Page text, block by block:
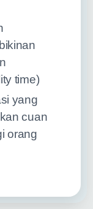
time)
yang
cuan
orang